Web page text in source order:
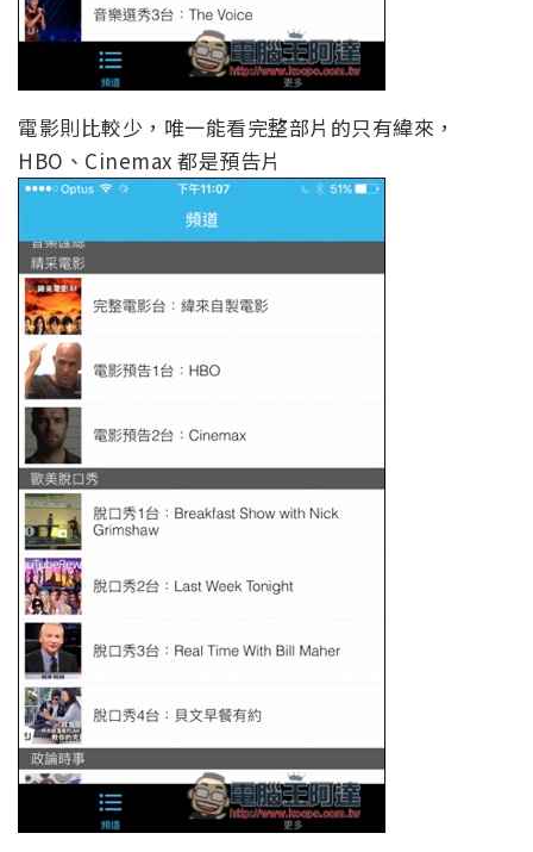
電影則比較少，唯一能看完整部片的只有緯來，
HBO、Cinemax 都是預告片